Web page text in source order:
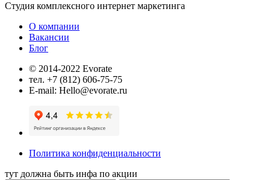
Студия комплексного интернет маркетинга
О компании
Вакансии
Блог
© 2014-2022 Evorate
тел. +7 (812) 606-75-75
E-mail: Hello@evorate.ru
Политика конфиденциальности
тут должна быть инфа по акции